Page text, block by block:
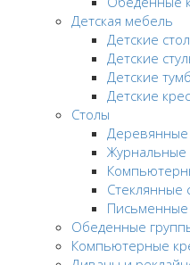
Детская мебель
Детские
Детские
Детские
Детские
Столы
Деревянные
Журнальные
Стеклянные
Письменные
Обеденные
Компьютерные